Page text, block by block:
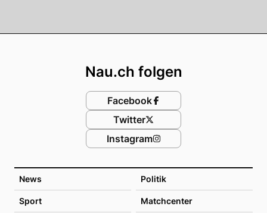
News Politik
Sport Matchcenter
Nau.ch folgen
Facebook
Twitter
Instagram